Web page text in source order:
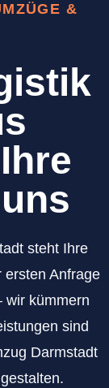
&
steht Ihre
ersten Anfrage
wir kümmern
sind
Darmstadt